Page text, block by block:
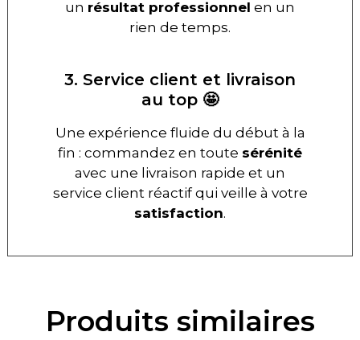
un résultat professionnel en un
rien de temps.
3. Service client et livraison
au top 🤩
Une expérience fluide du début à la
fin : commandez en toute sérénité
avec une livraison rapide et un
service client réactif qui veille à votre
satisfaction.
Produits similaires